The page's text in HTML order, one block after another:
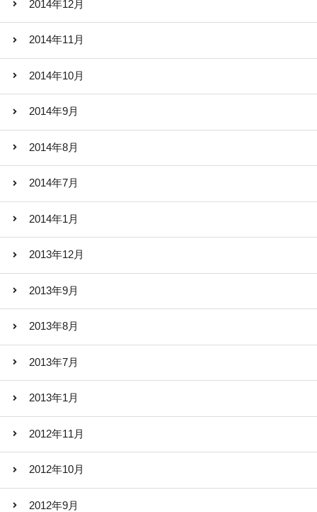
2014年12月
2014年11月
2014年10月
2014年9月
2014年8月
2014年7月
2014年1月
2013年12月
2013年9月
2013年8月
2013年7月
2013年1月
2012年11月
2012年10月
2012年9月